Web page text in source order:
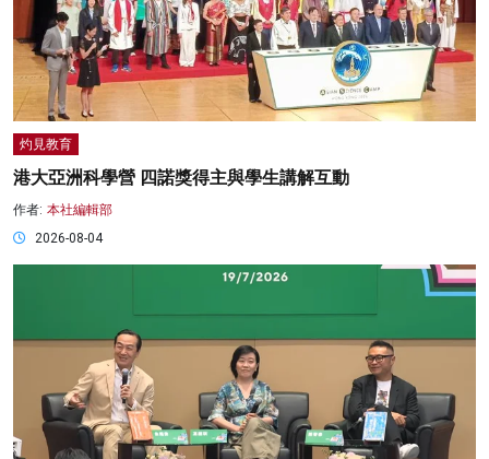
灼見教育
港大亞洲科學營 四諾獎得主與學生講解互動
作者: 本社編輯部
2026-08-04